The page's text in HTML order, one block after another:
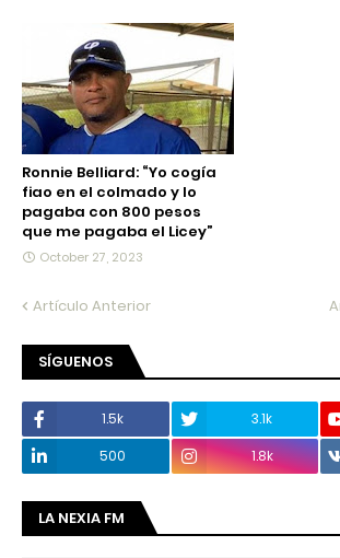
Ronnie Belliard: “Yo cogía
fiao en el colmado y lo
pagaba con 800 pesos
que me pagaba el Licey”
October 27, 2023
Artículo Anterior
SÍGUENOS
1.5k 3.1k
500
1.8k
LA NEXIA FM